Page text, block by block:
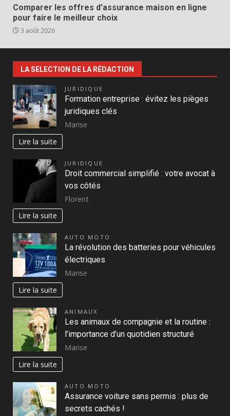
Comparer les offres d’assurance maison en ligne
pour faire le meilleur choix
3 août 2026
LA SELECTION DE LA RÉDACTION
JURIDIQUE
Formation entreprise : évitez les pièges
juridiques clés
Marise
Lire la suite
JURIDIQUE
Droit commercial simplifié : votre avocat à
vos côtés
Florent
Lire la suite
AUTO MOTO
La révolution des batteries pour véhicules
électriques
Marise
Lire la suite
ANIMAUX
Les animaux de compagnie et la routine :
l’importance d’un quotidien structuré
Marise
Lire la suite
AUTO MOTO
Assurance voiture sans permis : plus de
secrets cachés !